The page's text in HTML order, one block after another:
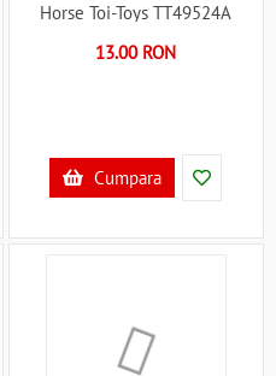
Horse Toi-Toys TT49524A
13.00 RON
Cumpara